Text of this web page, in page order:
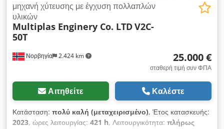
Νορβηγία 2.424 km
μηχανή χύτευσης με έγχυση πολλαπλών
υλικών
Multiplas Enginery Co. LTDV2C-
50T
25.000 €
σταθερή τιμή συν ΦΠΑ
Αιτηθείτε Καλέστε
Κατάσταση: πολύ καλή (μεταχειρισμένο), Έτος κατασκευής:
2023, ώρες λειτουργίας: 421 h, Λειτουργικότητα: πλήρως